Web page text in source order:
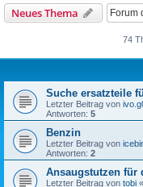
Neues Thema
74
Suche ersatzteile
Letzter Beitrag von
Antworten: 5
Benzin
Letzter Beitrag von
Antworten: 2
Ansaugstutzen für
Letzter Beitrag von tobi «